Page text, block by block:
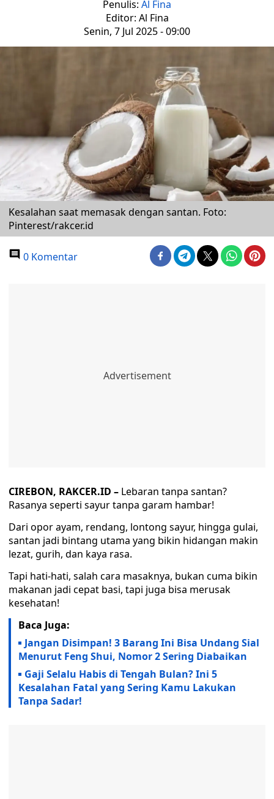
Penulis: Al Fina
Editor: Al Fina
Senin, 7 Jul 2025 - 09:00
Kesalahan saat memasak dengan santan. Foto:
Pinterest/rakcer.id
0 Komentar
CIREBON, RAKCER.ID – Lebaran tanpa santan?
Rasanya seperti sayur tanpa garam hambar!
Dari opor ayam, rendang, lontong sayur, hingga gulai,
santan jadi bintang utama yang bikin hidangan makin
lezat, gurih, dan kaya rasa.
Tapi hati-hati, salah cara masaknya, bukan cuma bikin
makanan jadi cepat basi, tapi juga bisa merusak
kesehatan!
Baca Juga:
Jangan Disimpan! 3 Barang Ini Bisa Undang Sial
Menurut Feng Shui, Nomor 2 Sering Diabaikan
Gaji Selalu Habis di Tengah Bulan? Ini 5
Kesalahan Fatal yang Sering Kamu Lakukan
Tanpa Sadar!